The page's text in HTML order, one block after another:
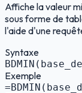
Affiche la valeur
sous forme de
l'aide d'une
Syntaxe
Exemple